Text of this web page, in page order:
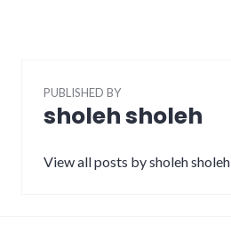
PUBLISHED BY
sholeh sholeh
View all posts by sholeh sholeh